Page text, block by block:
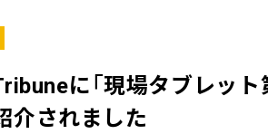
に「現場タブレッ
介されました